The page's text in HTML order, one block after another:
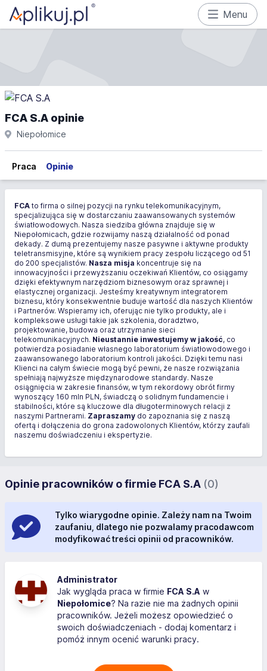
Menu
FCA S.A opinie
Niepołomice
Praca Opinie
FCA to firma o silnej pozycji na rynku telekomunikacyjnym,
specjalizująca się w dostarczaniu zaawansowanych systemów
światłowodowych. Nasza siedziba główna znajduje się w
Niepołomicach, gdzie rozwijamy naszą działalność od ponad
dekady. Z dumą prezentujemy nasze pasywne i aktywne produkty
teletransmisyjne, które są wynikiem pracy zespołu liczącego od 51
do 200 specjalistów. Nasza misja koncentruje się na
innowacyjności i przewyższaniu oczekiwań Klientów, co osiągamy
dzięki efektywnym narzędziom biznesowym oraz sprawnej i
elastycznej organizacji. Jesteśmy kreatywnym integratorem
biznesu, który konsekwentnie buduje wartość dla naszych Klientów
i Partnerów. Wspieramy ich, oferując nie tylko produkty, ale i
kompleksowe usługi takie jak szkolenia, doradztwo,
projektowanie, budowa oraz utrzymanie sieci
telekomunikacyjnych. Nieustannie inwestujemy w jakość, co
potwierdza posiadanie własnego laboratorium światłowodowego i
zaawansowanego laboratorium kontroli jakości. Dzięki temu nasi
Klienci na całym świecie mogą być pewni, że nasze rozwiązania
spełniają najwyższe międzynarodowe standardy. Nasze
osiągnięcia w zakresie finansów, w tym rekordowy obrót firmy
wynoszący 160 mln PLN, świadczą o solidnym fundamencie i
stabilności, które są kluczowe dla długoterminowych relacji z
naszymi Partnerami. Zapraszamy do zapoznania się z naszą
ofertą i dołączenia do grona zadowolonych Klientów, którzy zaufali
naszemu doświadczeniu i ekspertyzie.
Opinie pracowników o firmie FCA S.A (0)
Tylko wiarygodne opinie. Zależy nam na Twoim
zaufaniu, dlatego nie pozwalamy pracodawcom
modyfikować treści opinii od pracowników.
Administrator
Jak wygląda praca w firmie FCA S.A w
Niepołomice? Na razie nie ma żadnych opinii
pracowników. Jeżeli możesz opowiedzieć o
swoich doświadczeniach - dodaj komentarz i
pomóż innym ocenić warunki pracy.